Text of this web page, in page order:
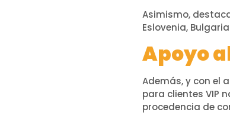
Asimismo,
Eslovenia,
Apoyo
Además, y con el
para clientes VIP
procedencia de